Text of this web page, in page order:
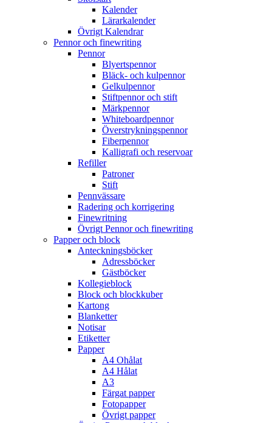
Kalender
Lärarkalender
Övrigt Kalendrar
Pennor och finewriting
Pennor
Blyertspennor
Bläck- och kulpennor
Gelkulpennor
Stiftpennor och stift
Märkpennor
Whiteboardpennor
Överstrykningspennor
Fiberpennor
Kalligrafi och reservoar
Refiller
Patroner
Stift
Pennvässare
Radering och korrigering
Finewritning
Övrigt Pennor och finewriting
Papper och block
Anteckningsböcker
Adressböcker
Gästböcker
Kollegieblock
Block och blockkuber
Kartong
Blanketter
Notisar
Etiketter
Papper
A4 Ohålat
A4 Hålat
A3
Färgat papper
Fotopapper
Övrigt papper